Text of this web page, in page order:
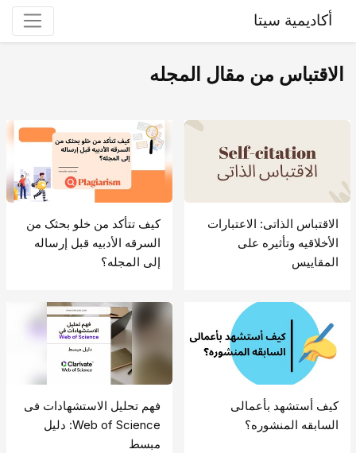
أكاديمية سيتا
الاقتباس من مقال المجله
الاقتباس الذاتی: الاعتبارات
الأخلاقیه وتأثیره على
المقاییس
کیف تتأکد من خلو بحثک من
السرقه الأدبیه قبل إرساله
إلى المجله؟
کیف أستشهد بأعمالی
السابقه المنشوره؟
فهم تحلیل الاستشهادات فی
Web of Science: دلیل
مبسط